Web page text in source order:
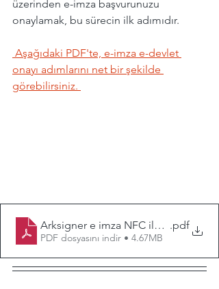
üzerinden e-imza başvurunuzu
onaylamak, bu sürecin ilk adımıdır.
onayı adımlarını net bir şekilde
görebilirsiniz.
Arksigner e imza NFC ile e-devlet
.pdf
PDF dosyasını indir • 4.67MB